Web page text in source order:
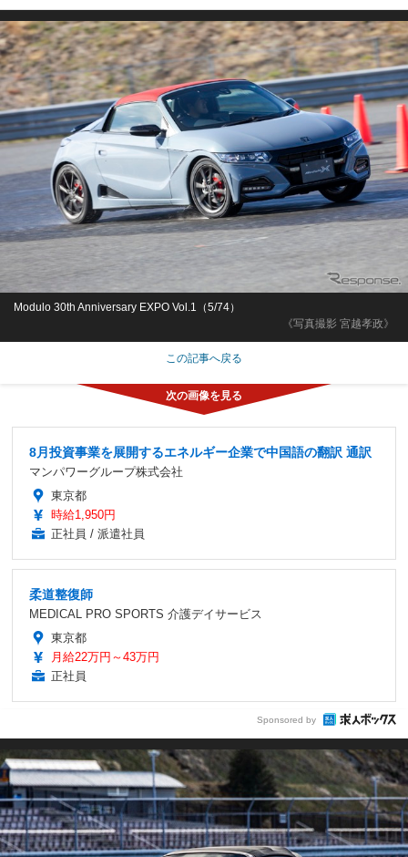
《写真撮影 宮越孝政》
Modulo 30th Anniversary EXPO Vol.1（5/74）
この記事へ戻る
8月投資事業を展開するエネルギー企業で中国語の翻訳 通訳
マンパワーグループ株式会社
東京都
時給1,950円
正社員 / 派遣社員
柔道整復師
MEDICAL PRO SPORTS 介護デイサービス
東京都
月給22万円～43万円
正社員
Sponsored by